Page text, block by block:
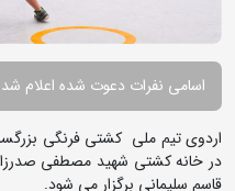
اسامی نفرات دعوت شده اعلام شد
در خانه کشتی شهید مصطفی
قاسم سلیمانی برگزار می شود.